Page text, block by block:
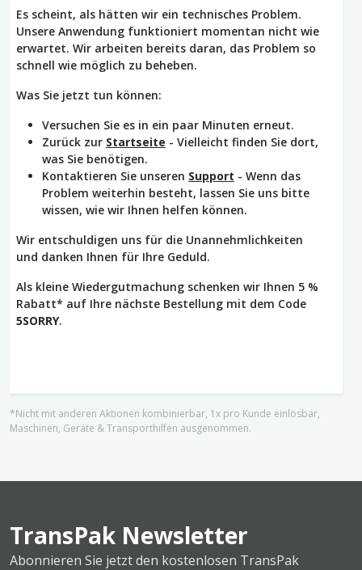
Es scheint, als hätten wir ein technisches Problem.
Unsere Anwendung funktioniert momentan nicht wie
erwartet. Wir arbeiten bereits daran, das Problem so
schnell wie möglich zu beheben.
Was Sie jetzt tun können:
Versuchen Sie es in ein paar Minuten erneut.
Zurück zur Startseite - Vielleicht finden Sie dort,
was Sie benötigen.
Kontaktieren Sie unseren Support - Wenn das
Problem weiterhin besteht, lassen Sie uns bitte
wissen, wie wir Ihnen helfen können.
Wir entschuldigen uns für die Unannehmlichkeiten
und danken Ihnen für Ihre Geduld.
Als kleine Wiedergutmachung schenken wir Ihnen 5 %
Rabatt* auf Ihre nächste Bestellung mit dem Code
5SORRY.
*Nicht mit anderen Aktionen kombinierbar, 1x pro Kunde einlösbar,
Maschinen, Geräte & Transporthilfen ausgenommen.
TransPak Newsletter
Abonnieren Sie jetzt den kostenlosen TransPak